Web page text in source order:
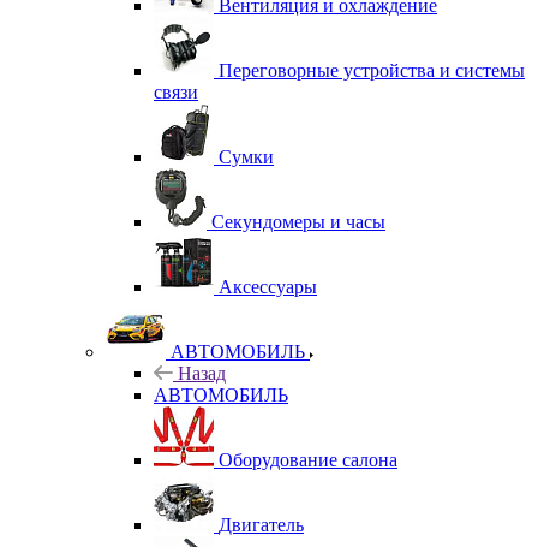
Вентиляция и охлаждение
Переговорные устройства и системы
связи
Сумки
Секундомеры и часы
Аксессуары
АВТОМОБИЛЬ
Назад
АВТОМОБИЛЬ
Оборудование салона
Двигатель